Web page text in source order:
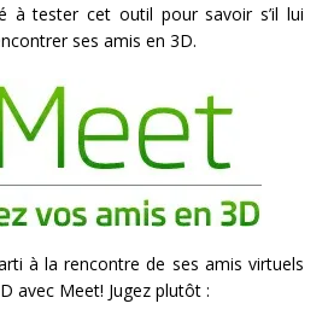
à tester cet outil pour savoir s’il lui
ses amis en 3D.
à la rencontre de ses amis virtuels
avec Meet! Jugez plutôt :